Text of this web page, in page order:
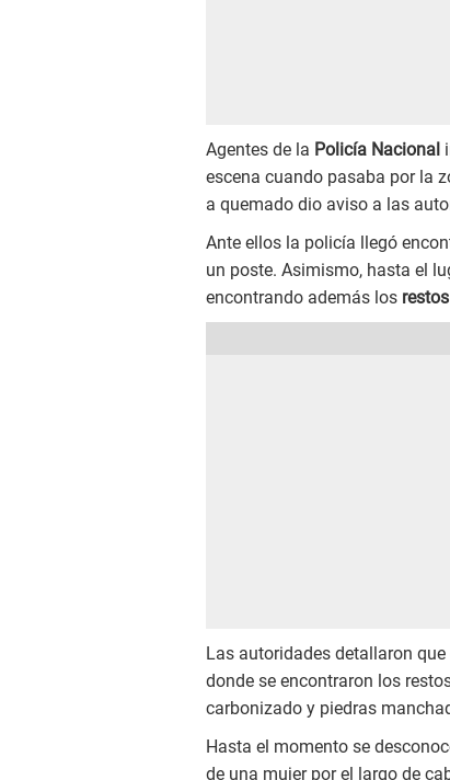
Agentes de la Policía Nacional
escena cuando pasaba por la
a quemado dio aviso a las
Ante ellos la policía llegó
un poste. Asimismo, hasta el
encontrando además los
Las autoridades detallaron
donde se encontraron los
carbonizado y piedras
Hasta el momento se
de una mujer por el largo de